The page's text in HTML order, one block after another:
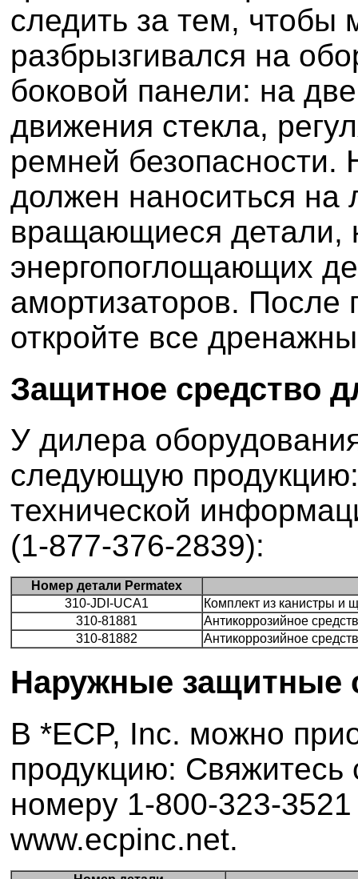
следить за тем, чтобы
разбрызгивался на
боковой панели: на
движения стекла,
ремней
должен наноситься
вращающиеся детали,
энергопоглощающих
амортизаторов. После
откройте все
Защитное средство
У дилера
следующую
технической
(1-877-376-2839):
Номер детали Permatex
310-JDI-UCA1
Комплект из канистры и
310-81881
Антикоррозийное
310-81882
Антикоррозийное
Наружные защитные
В *ECP, Inc. можно
продукцию:
номеру 1-800-323-
www.ecpinc.net.